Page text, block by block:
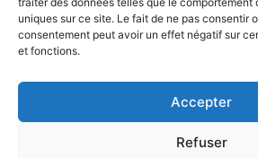
uniques sur ce site. Le fait de ne pas consentir
consentement peut avoir un effet négatif sur
et fonctions.
Accepter
Refuser
© Gouvernement du
Plan du site
Accessibilité
Accès à l'information
Déclaration de services